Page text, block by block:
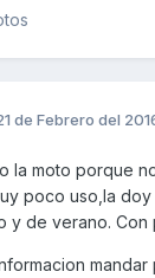
de Febrero del
la moto porque
poco uso,la
y de verano.